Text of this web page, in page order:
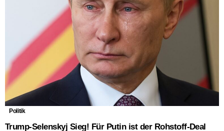
Politik
Trump-Selenskyj Sieg! Für Putin ist der Rohstoff-Deal